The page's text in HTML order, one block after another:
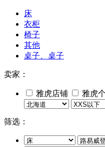
床
衣柜
椅子
其他
桌子、桌子
卖家：
雅虎店铺 雅虎
筛选：